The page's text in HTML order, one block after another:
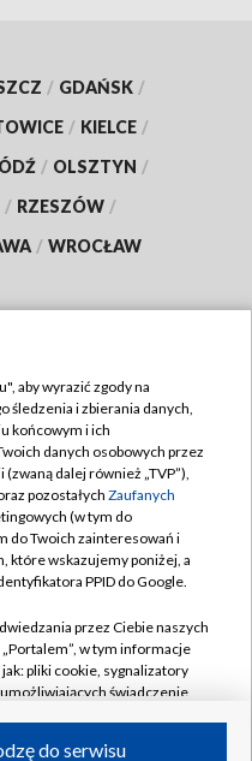
/ GDAŃSK /
/ KIELCE /
/ OLSZTYN /
/ RZESZÓW /
/ WROCŁAW
TVP
aby wyrazić zgody na
śledzenia i zbierania danych,
końcowym i ich
danych osobowych przez
dalej również „TVP”),
pozostałych Zaufanych
(w tym do
do Twoich zainteresowań i
które wskazujemy poniżej, a
PPID do Google.
przez Ciebie naszych
w tym informacje
pliki cookie, sygnalizatory
świadczenie
do serwisu